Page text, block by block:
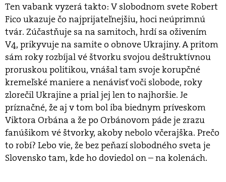
Ten vabank vyzerá takto: V slobodnom svete Robert
Fico ukazuje čo najprijateľnejšiu, hoci neúprimnú
tvár. Zúčastňuje sa na samitoch, hrdí sa oživením
V4, prikyvuje na samite o obnove Ukrajiny. A pritom
sám roky rozbíjal vé štvorku svojou deštruktívnou
proruskou politikou, vnášal tam svoje korupčné
kremeľské maniere a nenávisť voči slobode, roky
zlorečil Ukrajine a prial jej len to najhoršie. Je
príznačné, že aj v tom bol iba biednym príveskom
Viktora Orbána a že po Orbánovom páde je zrazu
fanúšikom vé štvorky, akoby nebolo včerajška. Prečo
to robí? Lebo vie, že bez peňazí slobodného sveta je
Slovensko tam, kde ho doviedol on – na kolenách.